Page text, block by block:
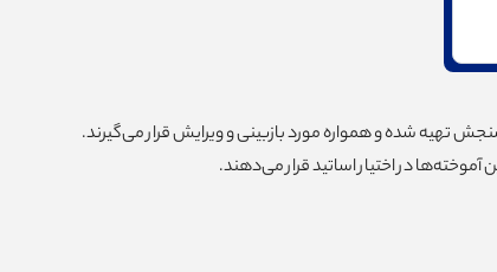
آموخته‌ها در اختیار اساتید قرار می‌دهند.